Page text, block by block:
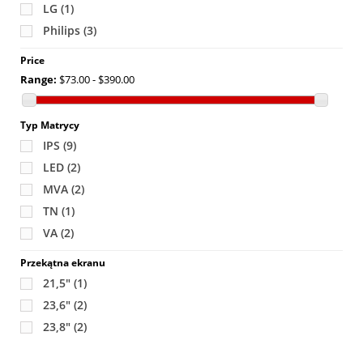
LG (1)
Philips (3)
Price
Range: $73.00 - $390.00
Typ Matrycy
IPS (9)
LED (2)
MVA (2)
TN (1)
VA (2)
Przekątna ekranu
21,5" (1)
23,6" (2)
23,8" (2)